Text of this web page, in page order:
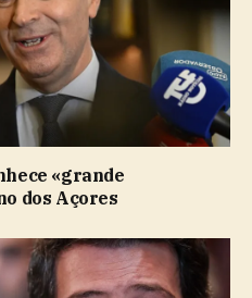
«grande
dos Açores